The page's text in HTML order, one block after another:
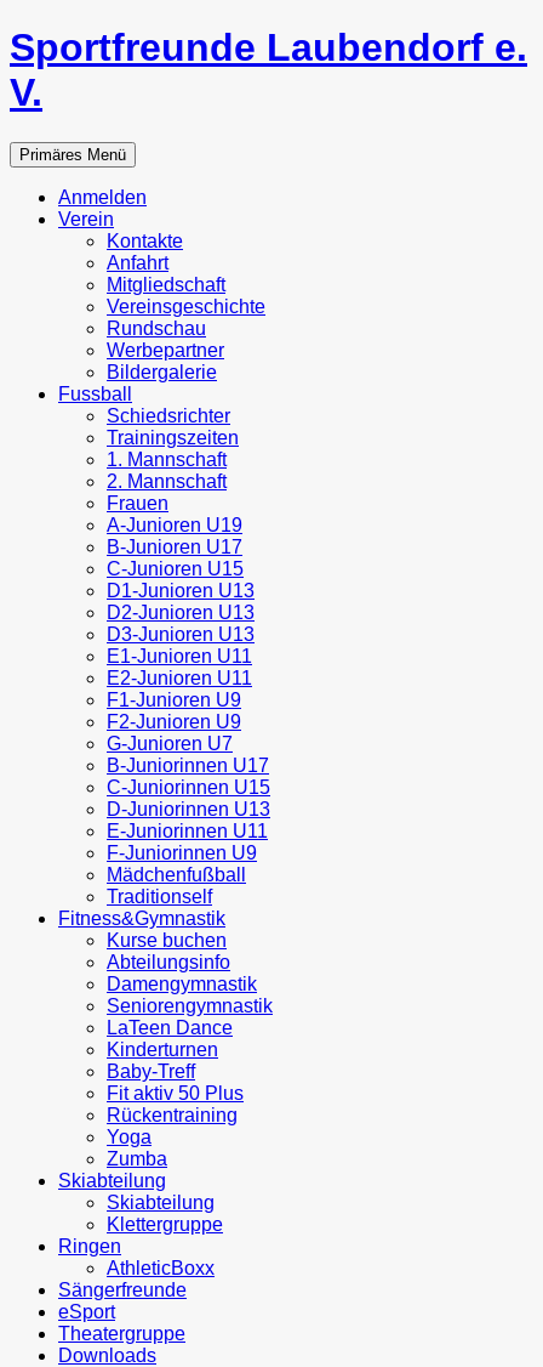
Zum
Inhalt
springen
Sportfreunde Laubendorf e.
V.
Suchen
Primäres Menü
Anmelden
Verein
Kontakte
Anfahrt
Mitgliedschaft
Vereinsgeschichte
Rundschau
Werbepartner
Bildergalerie
Fussball
Schiedsrichter
Trainingszeiten
1. Mannschaft
2. Mannschaft
Frauen
A-Junioren U19
B-Junioren U17
C-Junioren U15
D1-Junioren U13
D2-Junioren U13
D3-Junioren U13
E1-Junioren U11
E2-Junioren U11
F1-Junioren U9
F2-Junioren U9
G-Junioren U7
B-Juniorinnen U17
C-Juniorinnen U15
D-Juniorinnen U13
E-Juniorinnen U11
F-Juniorinnen U9
Mädchenfußball
Traditionself
Fitness&Gymnastik
Kurse buchen
Abteilungsinfo
Damengymnastik
Seniorengymnastik
LaTeen Dance
Kinderturnen
Baby-Treff
Fit aktiv 50 Plus
Rückentraining
Yoga
Zumba
Skiabteilung
Skiabteilung
Klettergruppe
Ringen
AthleticBoxx
Sängerfreunde
eSport
Theatergruppe
Downloads